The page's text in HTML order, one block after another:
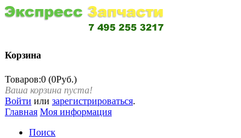
Корзина
Товаров:0 (0Руб.)
Ваша корзина пуста!
Войти или зарегистрироваться.
Главная Моя информация
Поиск